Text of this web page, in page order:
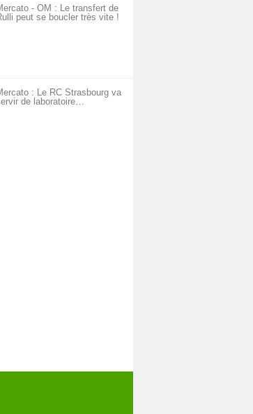
- OM : Le transfert de
peut se boucler très vite !
: Le RC Strasbourg va
de laboratoire…